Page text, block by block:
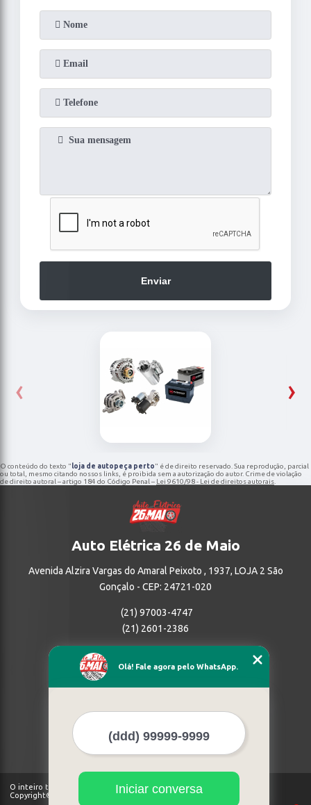
Enviar
‹ ›
O conteúdo do texto " loja de autopeça perto" é de direito reservado. Sua reprodução, parcial
ou total, mesmo citando nossos links, é proibida sem a autorização do autor. Crime de violação
de direito autoral – artigo 184 do Código Penal – Lei 9610/98 - Lei de direitos autorais
Auto Elétrica 26 de Maio
Avenida Alzira Vargas do Amaral Peixoto , 1937, LOJA 2 São
Gonçalo - CEP: 24721-020
(21) 97003-4747
(21) 2601-2386
Empresa
Missão
Mapa do site
O inteiro teor deste site está sujeito à proteção de direitos autorais.
Copyright© Auto Elétrica 26 de Maio (Lei 9610 de 19/02/1998)
Olá! Fale agora pelo WhatsApp.
Iniciar conversa